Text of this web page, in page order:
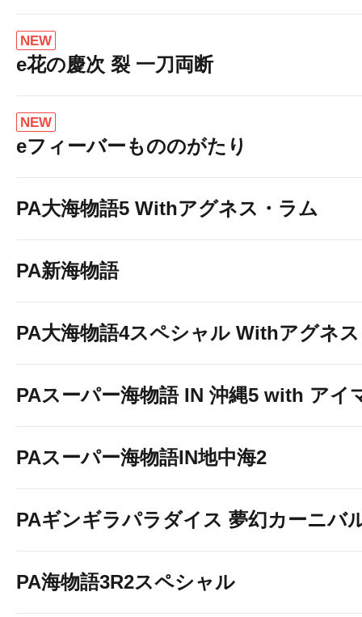
NEW
e花の慶次 裂 一刀両断
NEW
eフィーバーもののがたり
PA大海物語5 Withアグネス・ラム
PA新海物語
PA大海物語4スペシャル Withアグネ
PAスーパー海物語 IN 沖縄5 with アイ
PAスーパー海物語IN地中海2
PAギンギラパラダイス 夢幻カーニバ
PA海物語3R2スペシャル